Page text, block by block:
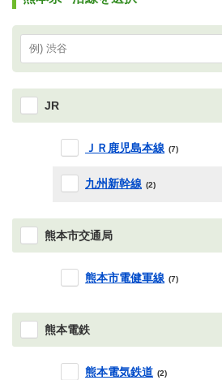
JR
ＪＲ鹿児島本線 (7)
九州新幹線 (2)
熊本市交通局
熊本市電健軍線 (7)
熊本電鉄
熊本電気鉄道 (2)